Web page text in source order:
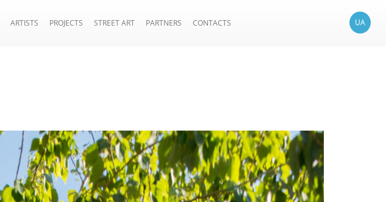
ARTISTS PROJECTS STREET ART PARTNERS CONTACTS UA